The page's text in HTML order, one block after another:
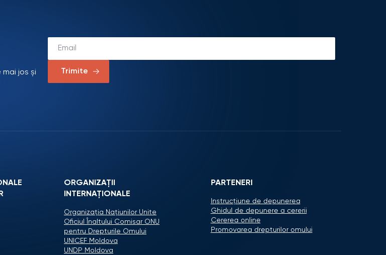
jos și
Trimite
ORGANIZAŢII
INTERNAŢIONALE
Organizaţia Naţiunilor Unite
Oficiul Înaltului Comisar ONU
pentru Drepturile Omului
UNICEF Moldova
UNDP Moldova
PARTENERI
Instrucțiune de depunerea
Ghidul de depunere a cererii
Cererea online
Promovarea drepturilor omului